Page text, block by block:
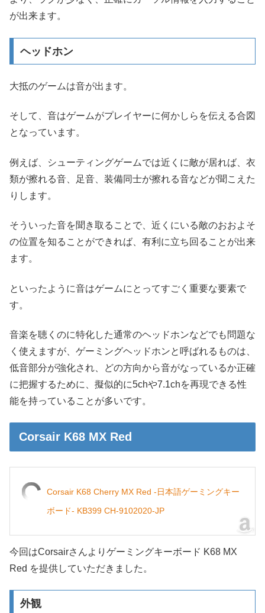
が出来ます。
ヘッドホン
大抵のゲームは音が出ます。
そして、音はゲームがプレイヤーに何かしらを伝える合図
となっています。
例えば、シューティングゲームでは近くに敵が居れば、衣
類が擦れる音、足音、装備同士が擦れる音などが聞こえた
りします。
そういった音を聞き取ることで、近くにいる敵のおおよそ
の位置を知ることができれば、有利に立ち回ることが出来
ます。
といったように音はゲームにとってすごく重要な要素で
す。
音楽を聴くのに特化した通常のヘッドホンなどでも問題な
く使えますが、ゲーミングヘッドホンと呼ばれるものは、
低音部分が強化され、どの方向から音がなっているか正確
に把握するために、擬似的に5chや7.1chを再現できる性
能を持っていることが多いです。
Corsair K68 MX Red
Corsair K68 Cherry MX Red -日本語ゲーミングキー
ボード- KB399 CH-9102020-JP
今回はCorsairさんよりゲーミングキーボード K68 MX
Red を提供していただきました。
外観